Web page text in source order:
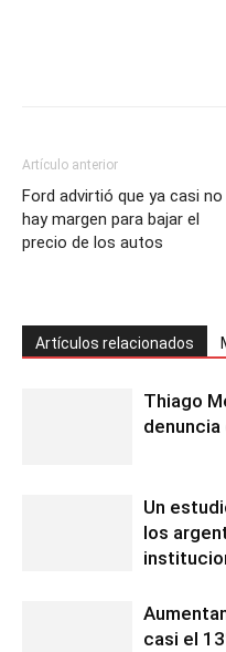
Artículo anterior
Ford advirtió que ya casi no
hay margen para bajar el
precio de los autos
Artículos relacionados
Thiago
denuncia
Un
los
casi el